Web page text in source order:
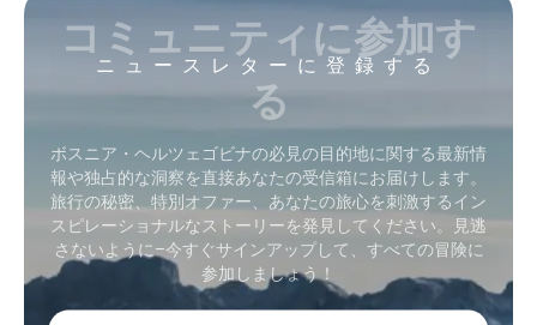
ニュースレターに登録する
コミュニティに参加す
る
ボスニア・ヘルツェゴビナの必見の目的地に関する最新情
報や独占的な洞察を直接あなたの受信箱にお届けします。
旅行の秘密、特別オファー、あなたの旅心を刺激するイン
スピレーショナルなストーリーを発見してください。見逃
さないように–今すぐサインアップして、すべての冒険に
参加しましょう！